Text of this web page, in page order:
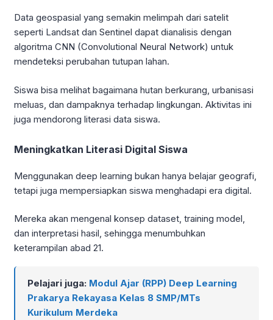
Data geospasial yang semakin melimpah dari satelit
seperti Landsat dan Sentinel dapat dianalisis dengan
algoritma CNN (Convolutional Neural Network) untuk
mendeteksi perubahan tutupan lahan.
Siswa bisa melihat bagaimana hutan berkurang, urbanisasi
meluas, dan dampaknya terhadap lingkungan. Aktivitas ini
juga mendorong literasi data siswa.
Meningkatkan Literasi Digital Siswa
Menggunakan deep learning bukan hanya belajar geografi,
tetapi juga mempersiapkan siswa menghadapi era digital.
Mereka akan mengenal konsep dataset, training model,
dan interpretasi hasil, sehingga menumbuhkan
keterampilan abad 21.
Pelajari juga: Modul Ajar (RPP) Deep Learning
Prakarya Rekayasa Kelas 8 SMP/MTs
Kurikulum Merdeka